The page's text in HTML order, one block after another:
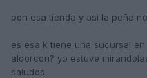
pon esa tienda y asi la peña
es esa k tiene una sucursal
alcorcon? yo estuve
saludos